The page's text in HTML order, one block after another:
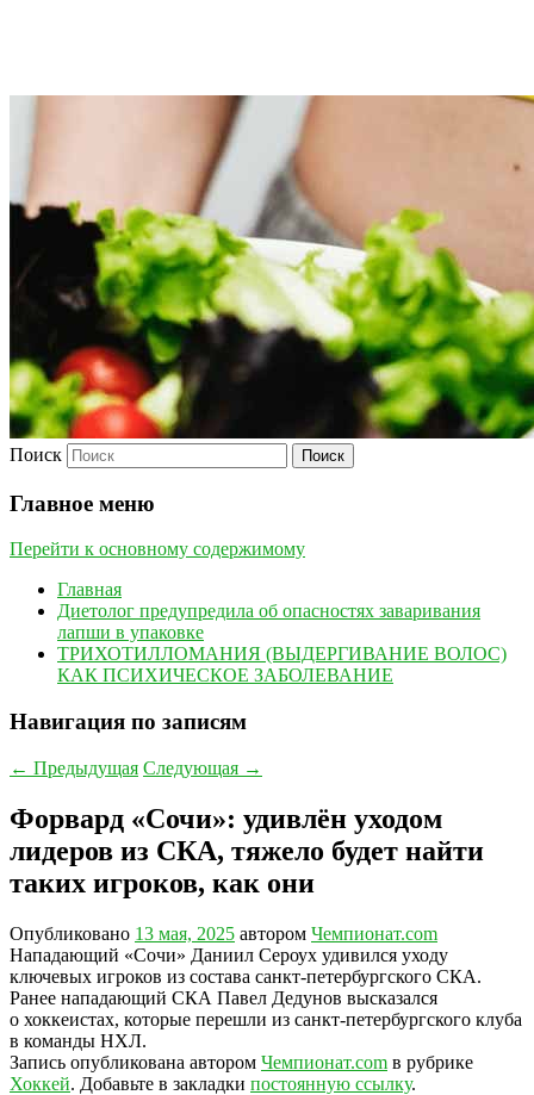
Поиск
Главное меню
Перейти к основному содержимому
Главная
Диетолог предупредила об опасностях заваривания
лапши в упаковке
ТРИХОТИЛЛОМАНИЯ (ВЫДЕРГИВАНИЕ ВОЛОС)
КАК ПСИХИЧЕСКОЕ ЗАБОЛЕВАНИЕ
Навигация по записям
← Предыдущая Следующая →
Форвард «Сочи»: удивлён уходом
лидеров из СКА, тяжело будет найти
таких игроков, как они
Опубликовано 13 мая, 2025 автором Чемпионат.com
Нападающий «Сочи» Даниил Сероух удивился уходу
ключевых игроков из состава санкт-петербургского СКА.
Ранее нападающий СКА Павел Дедунов высказался
о хоккеистах, которые перешли из санкт-петербургского клуба
в команды НХЛ.
Запись опубликована автором Чемпионат.com в рубрике
Хоккей. Добавьте в закладки постоянную ссылку.